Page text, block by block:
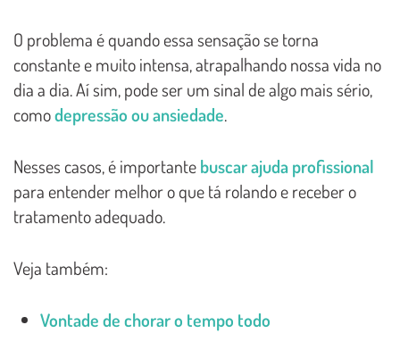
O problema é quando essa sensação se torna
constante e muito intensa, atrapalhando nossa vida no
dia a dia. Aí sim, pode ser um sinal de algo mais sério,
comodepressão ou ansiedade.
Nesses casos, é importantebuscar ajuda profissional
para entender melhor o que tá rolando e receber o
tratamento adequado.
Veja também:
Vontade de chorar o tempo todo